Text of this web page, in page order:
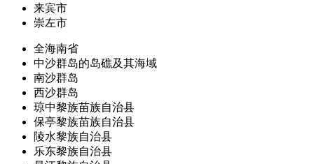
来宾市
崇左市
全海南省
中沙群岛的岛礁及其海域
南沙群岛
西沙群岛
琼中黎族苗族自治县
保亭黎族苗族自治县
陵水黎族自治县
乐东黎族自治县